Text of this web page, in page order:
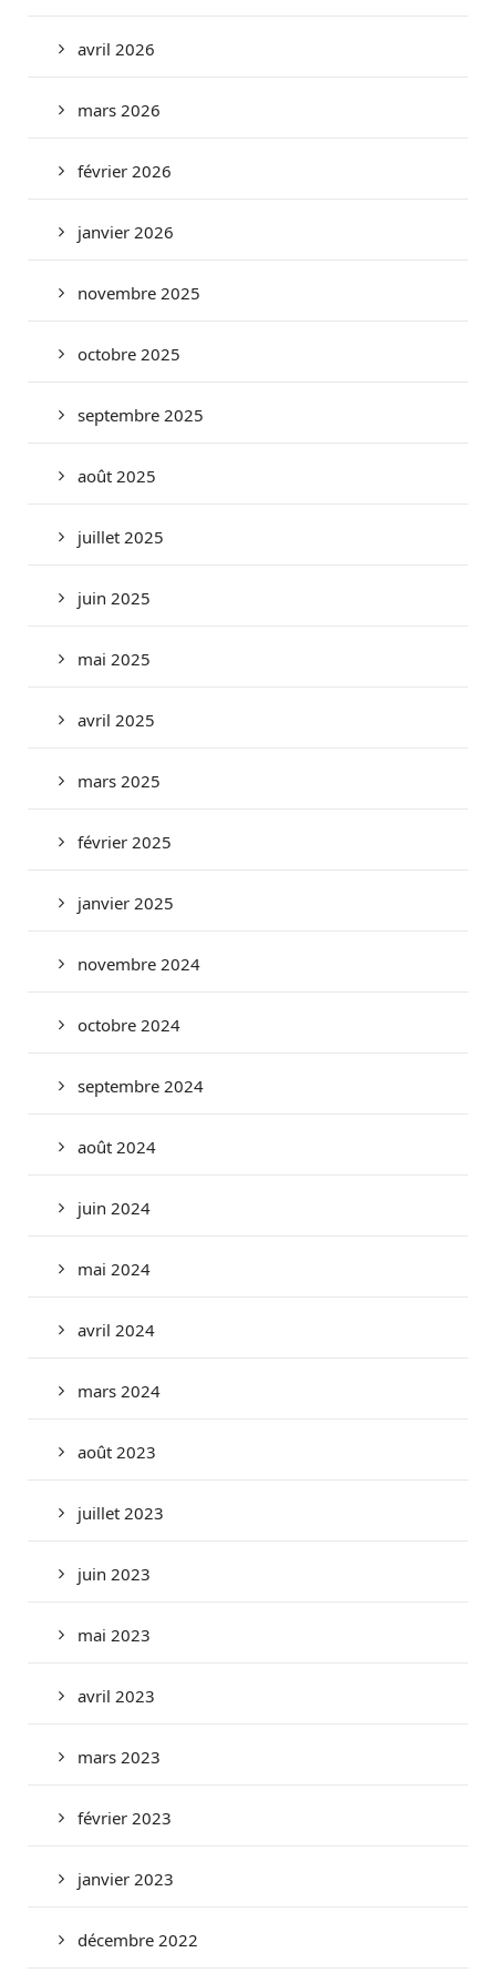
avril 2026
mars 2026
février 2026
janvier 2026
novembre 2025
octobre 2025
septembre 2025
août 2025
juillet 2025
juin 2025
mai 2025
avril 2025
mars 2025
février 2025
janvier 2025
novembre 2024
octobre 2024
septembre 2024
août 2024
juin 2024
mai 2024
avril 2024
mars 2024
août 2023
juillet 2023
juin 2023
mai 2023
avril 2023
mars 2023
février 2023
janvier 2023
décembre 2022